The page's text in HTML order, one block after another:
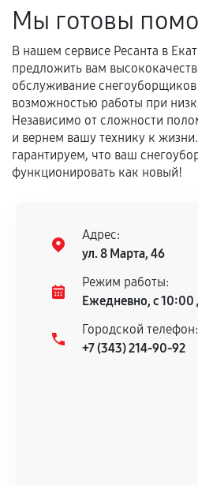
Мы готовы
В нашем сервисе Ресанта в
предложить вам
обслуживание
возможностью работы при
Независимо от сложности
и вернем вашу технику к
гарантируем, что ваш
функционировать как новый!
Адрес:
ул. 8 Марта, 46
Режим работы:
Ежедневно, с
Городской телефон:
+7 (343) 214-90-92